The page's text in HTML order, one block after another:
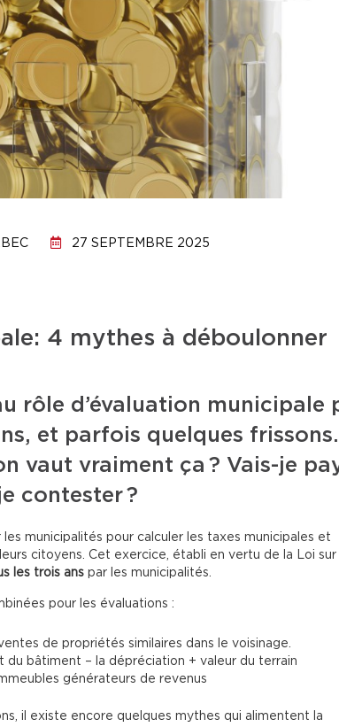
27 SEPTEMBRE 2025
4 mythes à déboulonner
rôle d’évaluation municipale
et parfois quelques
vaut vraiment ça ? Vais-je
contester ?
municipalités pour calculer les taxes municipales et
citoyens. Cet exercice, établi en vertu de la Loi sur
les trois ans par les municipalités.
pour les évaluations :
de propriétés similaires dans le voisinage.
du bâtiment – la dépréciation + valeur du terrain
générateurs de revenus
il existe encore quelques mythes qui alimentent la